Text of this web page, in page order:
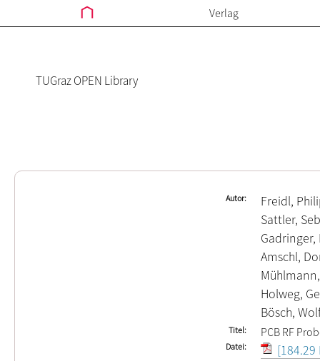
Verlag
TUGraz OPEN Library
Autor
Freidl,
Sattler,
Gadringer,
Amschl,
Holweg,
Bösch,
Titel PCB RF
Datei [184.29